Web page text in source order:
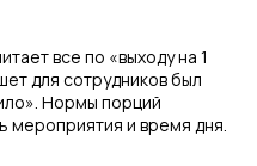
все по «выходу на 1
для сотрудников был
Нормы порций
мероприятия и время дня.